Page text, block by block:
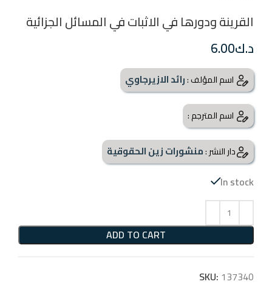
القرينة ودورها في الاثبات في المسائل الجزائية
د.ك6.00
اسم المؤلف :رائد الازيرجاوي
اسم المترجم :
دار النشر :منشورات زين الحقوقية
In stock
ADD TO CART
SKU: 137340